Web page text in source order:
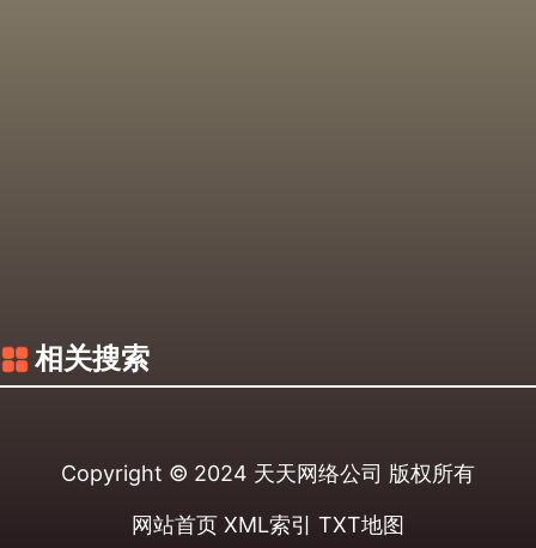
相关搜索
Copyright © 2024 天天网络公司 版权所有
网站首页 XML索引 TXT地图